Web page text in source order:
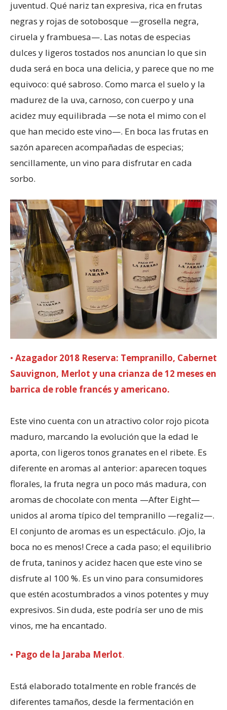
juventud. Qué nariz tan expresiva, rica en frutas
negras y rojas de sotobosque —grosella negra,
ciruela y frambuesa—. Las notas de especias
dulces y ligeros tostados nos anuncian lo que sin
duda será en boca una delicia, y parece que no me
equivoco: qué sabroso. Como marca el suelo y la
madurez de la uva, carnoso, con cuerpo y una
acidez muy equilibrada —se nota el mimo con el
que han mecido este vino—. En boca las frutas en
sazón aparecen acompañadas de especias;
sencillamente, un vino para disfrutar en cada
sorbo.
• Azagador 2018 Reserva: Tempranillo, Cabernet
Sauvignon, Merlot y una crianza de 12 meses en
barrica de roble francés y americano.
Este vino cuenta con un atractivo color rojo picota
maduro, marcando la evolución que la edad le
aporta, con ligeros tonos granates en el ribete. Es
diferente en aromas al anterior: aparecen toques
florales, la fruta negra un poco más madura, con
aromas de chocolate con menta —After Eight—
unidos al aroma típico del tempranillo —regaliz—.
El conjunto de aromas es un espectáculo. ¡Ojo, la
boca no es menos! Crece a cada paso; el equilibrio
de fruta, taninos y acidez hacen que este vino se
disfrute al 100 %. Es un vino para consumidores
que estén acostumbrados a vinos potentes y muy
expresivos. Sin duda, este podría ser uno de mis
vinos, me ha encantado.
• Pago de la Jaraba Merlot.
Está elaborado totalmente en roble francés de
diferentes tamaños, desde la fermentación en